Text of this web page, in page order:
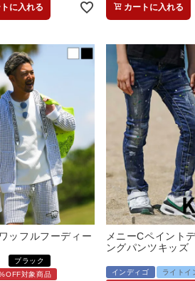
に入れる カートに入れる
ッフルフーディー
ブラック
対象商品
メニーCペイント
ングパンツキッズ
インディゴ
ライトイ